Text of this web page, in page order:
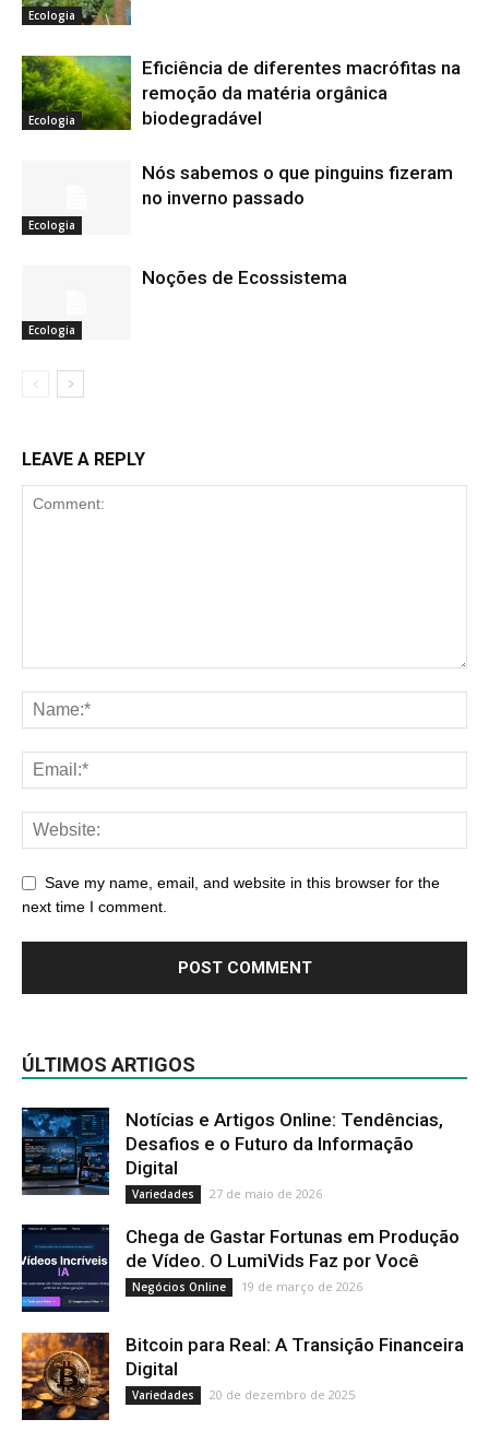
Ecologia
Ecologia
Eficiência de diferentes macrófitas na
remoção da matéria orgânica
biodegradável
Ecologia
Nós sabemos o que pinguins fizeram
no inverno passado
Ecologia
Noções de Ecossistema
LEAVE A REPLY
Save my name, email, and website in this browser for the
next time I comment.
ÚLTIMOS ARTIGOS
Notícias e Artigos Online: Tendências,
Desafios e o Futuro da Informação
Digital
Variedades 27 de maio de 2026
Chega de Gastar Fortunas em Produção
de Vídeo. O LumiVids Faz por Você
Negócios Online 19 de março de 2026
Bitcoin para Real: A Transição Financeira
Digital
Variedades 20 de dezembro de 2025